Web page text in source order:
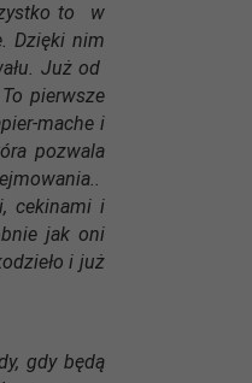
to w
Dzięki nim
Już od
pierwsze
mache i
pozwala
cekinami i
jak oni
i już
gdy będą